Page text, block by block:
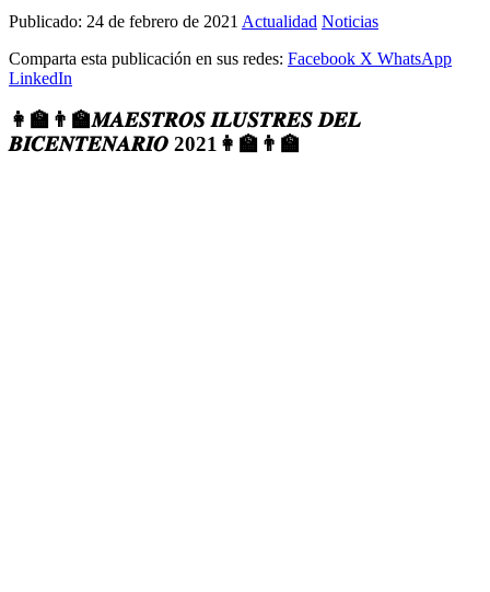
Publicado: 24 de febrero de 2021 Actualidad Noticias
Comparta esta publicación en sus redes: Facebook X WhatsApp
LinkedIn
👩‍🏫👨‍🏫𝑴𝑨𝑬𝑺𝑻𝑹𝑶𝑺 𝑰𝑳𝑼𝑺𝑻𝑹𝑬𝑺 𝑫𝑬𝑳
𝑩𝑰𝑪𝑬𝑵𝑻𝑬𝑵𝑨𝑹𝑰𝑶 2021👩‍🏫👨‍🏫